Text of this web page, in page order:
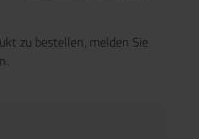
zu bestellen, melden Sie